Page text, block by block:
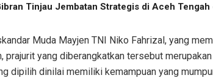
Tinjau Jembatan Strategis di Aceh Tengah
Muda Mayjen TNI Niko Fahrizal, yang
prajurit yang diberangkatkan tersebut
dipilih dinilai memiliki kemampuan yang